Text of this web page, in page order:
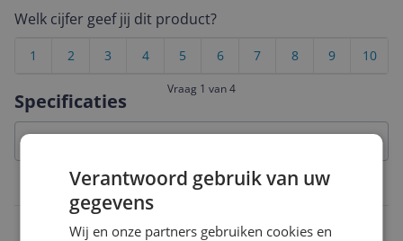
Specificaties
Toetsenbord
Toetsenbord opties
Welk cijfer geef jij dit product?
10
9
8
7
6
5
4
3
2
1
Vraag 1 van 4
Verantwoord gebruik van uw
gegevens
Wij en onze partners gebruiken cookies en